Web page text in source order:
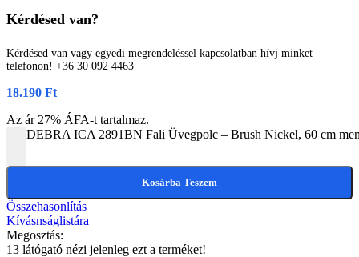
Kérdésed van?
Kérdésed van vagy egyedi megrendeléssel kapcsolatban hívj minket
telefonon! +36 30 092 4463
18.190 Ft
Az ár 27% ÁFA-t tartalmaz.
-
DEBRA ICA 2891BN Fali Üvegpolc – Brush Nickel, 60 cm
Kosárba Teszem
Összehasonlítás
Kívásnságlistára
Megosztás:
13 látógató nézi jelenleg ezt a terméket!